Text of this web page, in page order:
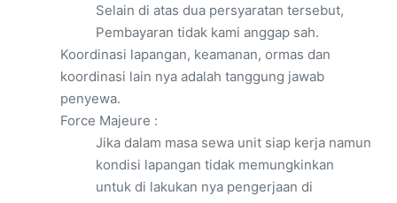
Selain di atas dua persyaratan tersebut,
Pembayaran tidak kami anggap sah.
Koordinasi lapangan, keamanan, ormas dan
koordinasi lain nya adalah tanggung jawab
penyewa.
Force Majeure :
Jika dalam masa sewa unit siap kerja namun
kondisi lapangan tidak memungkinkan
untuk di lakukan nya pengerjaan di